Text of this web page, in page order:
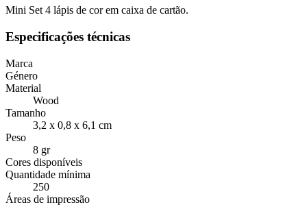
Mini Set 4 lápis de cor em caixa de cartão.
Especificações técnicas
Marca
Género
Material
Wood
Tamanho
3,2 x 0,8 x 6,1 cm
Peso
8 gr
Cores disponíveis
Quantidade mínima
250
Áreas de impressão